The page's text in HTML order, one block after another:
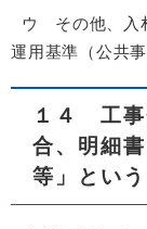
ウ その他、入
運用基準（公共
１４ 工事
合、明細
等」とい